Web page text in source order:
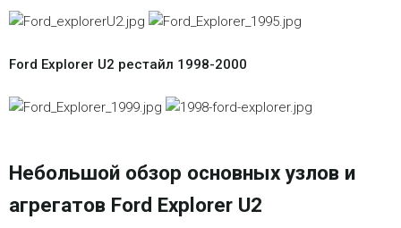
Ford Explorer U2 рестайл 1998-2000
Небольшой обзор основных узлов и
агрегатов Ford Explorer U2